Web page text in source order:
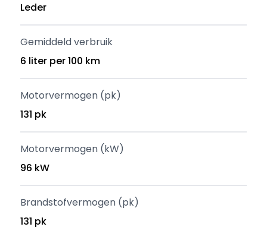
Leder
Gemiddeld verbruik
6 liter per 100 km
Motorvermogen (pk)
131 pk
Motorvermogen (kW)
96 kW
Brandstofvermogen (pk)
131 pk